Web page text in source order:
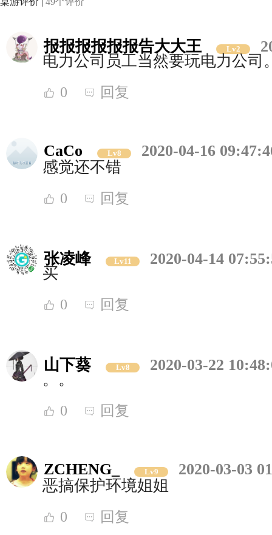
报报报报报报告大大王 Lv2
电力公司员工当然要玩电力公司
0 回复
CaCo Lv8
2020-04-16
感觉还不错
0 回复
张凌峰 Lv11
2020-04-14
买
0 回复
山下葵 Lv8
2020-03-22
。。
0 回复
ZCHENG_ Lv9
2020-03-03
恶搞保护环境姐姐
0 回复